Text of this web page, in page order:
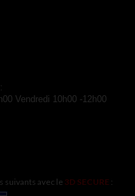
Vendredi 10h00 -12h00
suivants avec le 3D SECURE :